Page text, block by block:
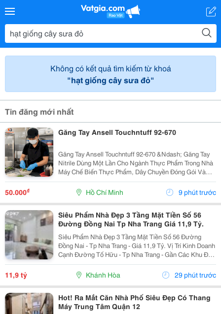
Không có kết quả tìm kiếm từ khoá
"hạt giống cây sưa đỏ"
Tin đăng mới nhất
Găng Tay Ansell Touchntuff 92-670
Găng Tay Ansell Touchntuff 92-670 &Ndash; Găng Tay
Nitrile Dùng Một Lần Cho Ngành Thực Phẩm Trong Nhà
Máy Chế Biến Thực Phẩm, Dây Chuyền Đóng Gói Và
Khu Vực Yêu Cầu Vệ Sinh Nghiêm Ngặt, Việc Sử Dụng
Găng Tay Nitrile Dùng Một Lần Giúp Hạn Chế Nguy...
50.000₫ Hồ Chí Minh 9 phút trước
Siêu Phẩm Nhà Đẹp 3 Tầng Mặt Tiền Số 56
Đường Đồng Nai Tp Nha Trang Giá 11,9 Tỷ.
Siêu Phẩm Nhà Đẹp 3 Tầng Mặt Tiền Số 56 Đường
Đồng Nai - Tp Nha Trang - Giá 11,9 Tỷ. Vị Trí Kinh Doanh
Cạnh Đường Tố Hữu - Tp Nha Trang - Gần Các Khu Đô
Thị. Nhà Mới Đẹp 3 Tầng Mặt Tiền + 1 Mặt Hẻm - Kiến
Trúc Hiện Đại - Đầy Đủ Tiện Nghi. - Nhà Có...
11,9 tỷ Khánh Hòa 29 phút trước
Hot! Ra Mắt Căn Nhà Phố Siêu Đẹp Có Thang
Máy Trung Tâm Quận 12